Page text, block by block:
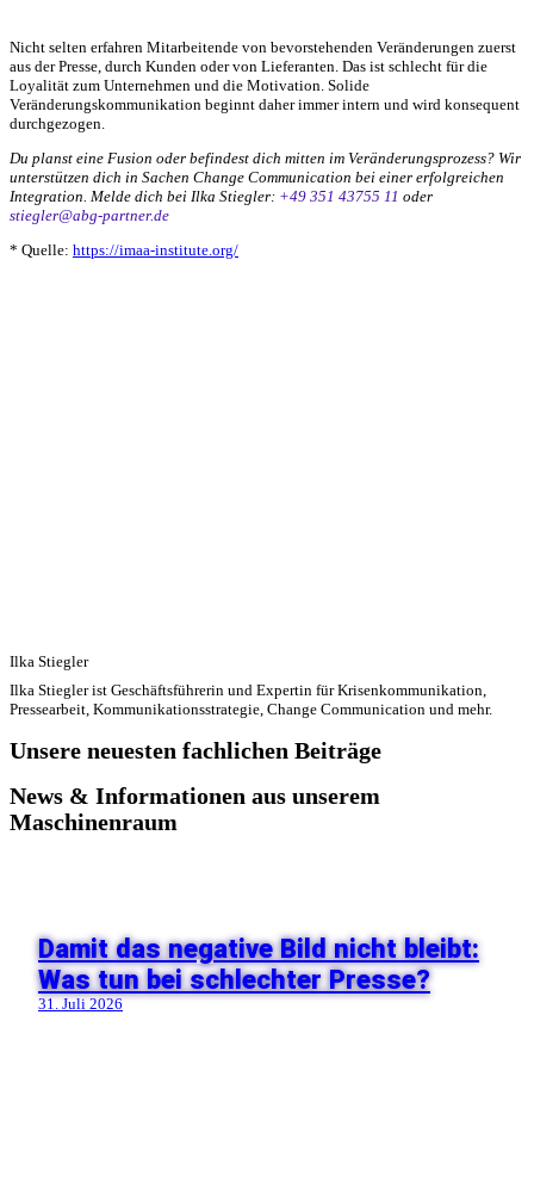
Nicht selten erfahren Mitarbeitende von bevorstehenden Veränderungen zuerst
aus der Presse, durch Kunden oder von Lieferanten. Das ist schlecht für die
Loyalität zum Unternehmen und die Motivation. Solide
Veränderungskommunikation beginnt daher immer intern und wird konsequent
durchgezogen.
Du planst eine Fusion oder befindest dich mitten im Veränderungsprozess? Wir
unterstützen dich in Sachen Change Communication bei einer erfolgreichen
Integration. Melde dich bei Ilka Stiegler: +49 351 43755 11 oder
stiegler@abg-partner.de
* Quelle: https://imaa-institute.org/
Ilka Stiegler
Ilka Stiegler ist Geschäftsführerin und Expertin für Krisenkommunikation,
Pressearbeit, Kommunikationsstrategie, Change Communication und mehr.
Unsere neuesten fachlichen Beiträge
News & Informationen aus unserem
Maschinenraum
Damit das negative Bild nicht bleibt:
Was tun bei schlechter Presse?
31. Juli 2026